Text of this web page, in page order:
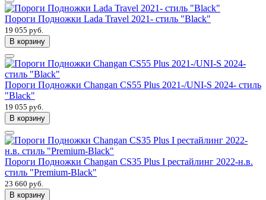
Пороги Подножки Lada Travel 2021- стиль "Black"
19 055 руб.
В корзину
Пороги Подножки Changan CS55 Plus 2021-/UNI-S 2024- стиль
"Black"
19 055 руб.
В корзину
Пороги Подножки Changan CS35 Plus I рестайлинг 2022-н.в.
стиль "Premium-Black"
23 660 руб.
В корзину